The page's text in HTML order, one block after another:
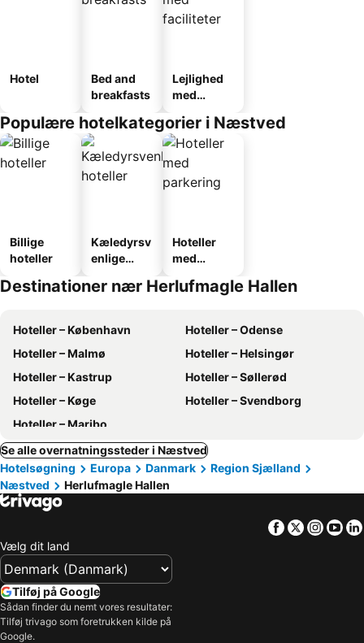
Hotel
Bed and
breakfasts
Lejlighed
med
Populære hotelkategorier i Næstved
Billige
hoteller
Kæledyrsv
enlige
Hoteller
med
Destinationer nær Herlufmagle Hallen
Hoteller – København
Hoteller – Odense
Hoteller – Malmø
Hoteller – Helsingør
Hoteller – Kastrup
Hoteller – Søllerød
Hoteller – Køge
Hoteller – Svendborg
Hoteller – Maribo
Se alle overnatningssteder i Næstved
Hotelsøgning
Europa Danmark
Region Sjælland
Næstved
Herlufmagle Hallen
Facebook
Twitter
Vælg dit land
Tilføj på Google
Sådan finder du nemt vores resultater:
Tilføj trivago som foretrukken kilde på
Google.